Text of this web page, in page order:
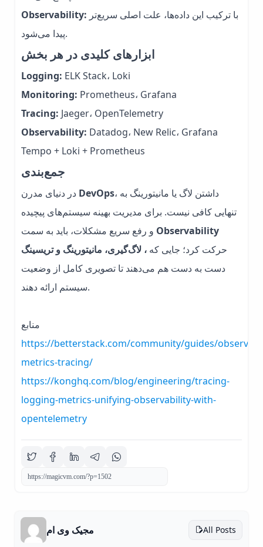
Observability:
پیدا می‌شود.
ابزارهای کلیدی در هر بخش
Logging: ELK Stack، Loki
Monitoring: Prometheus، Grafana
Tracing: Jaeger، OpenTelemetry
Observability: Datadog، New Relic، Grafana
Tempo + Loki + Prometheus
جمع‌بندی
DevOps، داشتن لاگ یا مانیتورینگ به
تنهایی کافی نیست. برای مدیریت بهینه سیستم‌های پیچیده
Observability
حرکت کرد؛ جایی که ، لاگ‌گیری، مانیتورینگ و تریسینگ
دست به دست هم می‌دهند تا تصویری کامل از وضعیت
سیستم ارائه دهند.
منابع
https://betterstack.com/community/guides/
metrics-tracing/
https://konghq.com/blog/engineering/tracing-
logging-metrics-unifying-observability-with-
opentelemetry
مجیک وی ام All Posts